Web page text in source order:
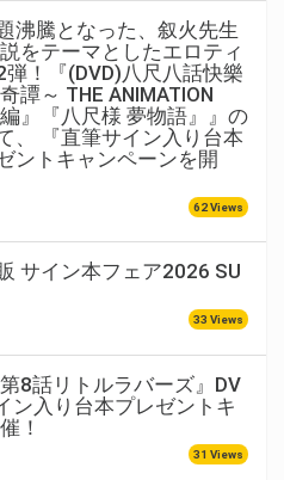
沸騰となった、叙火先生
をテーマとしたエロティ
弾！『(DVD)八尺八話快樂
譚～ THE ANIMATION
編』『八尺様 夢物語』』の
、 『直筆サイン入り台本
ントキャンペーンを開
62 Views
サイン本フェア2026 SU
33 Views
第8話リトルラバーズ』DV
ン入り台本プレゼントキ
！
31 Views